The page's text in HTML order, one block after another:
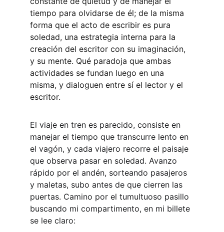
tiempo para olvidarse de él; de la misma
forma que el acto de escribir es pura
soledad, una estrategia interna para la
creación del escritor con su imaginación,
y su mente. Qué paradoja que ambas
actividades se fundan luego en una
misma, y dialoguen entre sí el lector y el
escritor.
El viaje en tren es parecido, consiste en
manejar el tiempo que transcurre lento en
el vagón, y cada viajero recorre el paisaje
que observa pasar en soledad. Avanzo
rápido por el andén, sorteando pasajeros
y maletas, subo antes de que cierren las
puertas. Camino por el tumultuoso pasillo
buscando mi compartimento, en mi billete
se lee claro: